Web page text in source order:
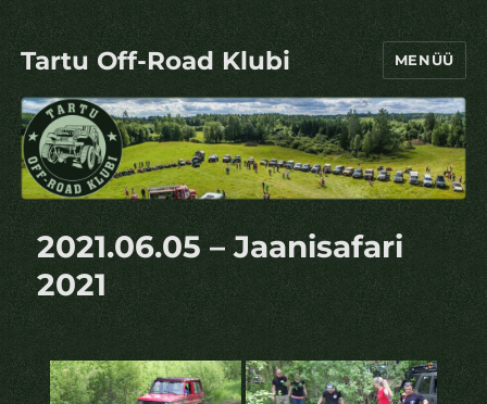
Tartu Off-Road Klubi MENÜÜ
2021.06.05 – Jaanisafari
2021